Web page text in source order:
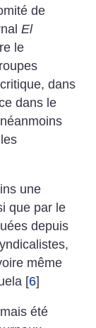
de
El
le
dans
dans le
une
que par le
depuis
même
[6]
été